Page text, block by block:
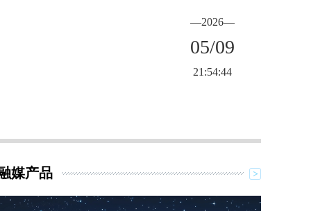
—2026—
05/09
21:54:44
媒产品